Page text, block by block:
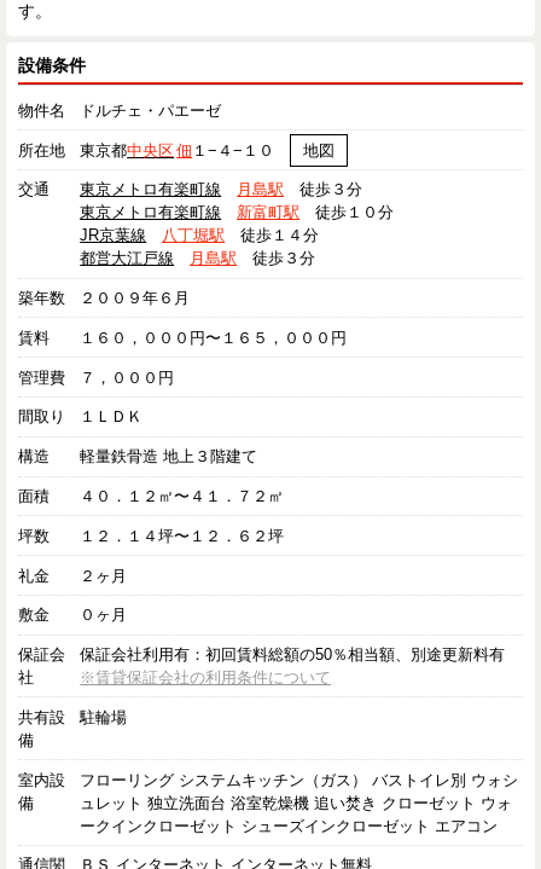
す。
設備条件
物件名 ドルチェ・パエーゼ
所在地 東京都中央区佃 １−４−１０ 地図
交通 東京メトロ有楽町線 月島駅 徒歩３分
東京メトロ有楽町線
新富町駅 徒歩１０分
JR京葉線
八丁堀駅 徒歩１４分
都営大江戸線
月島駅 徒歩３分
築年数 ２００９年６月
賃料 １６０，０００円〜１６５，０００円
管理費 ７，０００円
間取り １ＬＤＫ
構造 軽量鉄骨造 地上３階建て
面積 ４０．１２㎡〜４１．７２㎡
坪数 １２．１４坪〜１２．６２坪
礼金 ２ヶ月
敷金 ０ヶ月
保証会
社
保証会社利用有：初回賃料総額の50％相当額、別途更新料有
※賃貸保証会社の利用条件について
共有設
備
駐輪場
室内設
備
フローリング システムキッチン（ガス） バストイレ別 ウォシ
ュレット 独立洗面台 浴室乾燥機 追い焚き クローゼット ウォ
ークインクローゼット シューズインクローゼット エアコン
通信関 ＢＳ インターネット インターネット無料